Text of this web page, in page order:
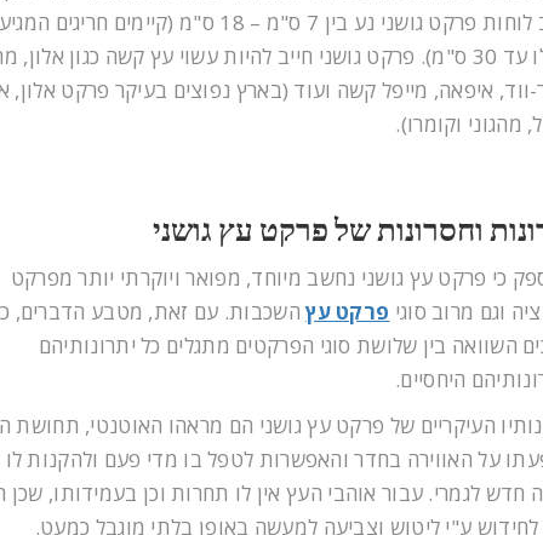
רוחב לוחות פרקט גושני נע בין 7 ס"מ – 18 ס"מ (קיימים חריגים
אפילו עד 30 ס"מ). פרקט גושני חייב להיות עשוי עץ קשה כגון אלון,
ווד, איפאה, מייפל קשה ועוד (בארץ נפוצים בעיקר פרקט אלון,
מהגוני וקומרו).
וחסרונות של פרקט עץ גושני
כי פרקט עץ גושני נחשב מיוחד, מפואר ויוקרתי יותר מפרקט
וגם מרוב סוגי פרקט עץהשכבות. עם זאת, מטבע הדברים,
השוואה בין שלושת סוגי הפרקטים מתגלים כל יתרונותיהם
היחסיים.
העיקריים של פרקט עץ גושני הם מראהו האוטנטי, תחושת
על האווירה בחדר והאפשרות לטפל בו מדי פעם ולהקנות
חדש לגמרי. עבור אוהבי העץ אין לו תחרות וכן בעמידותו, שכן
לחידוש ע"י ליטוש וצביעה למעשה באופן בלתי מוגבל כמעט.